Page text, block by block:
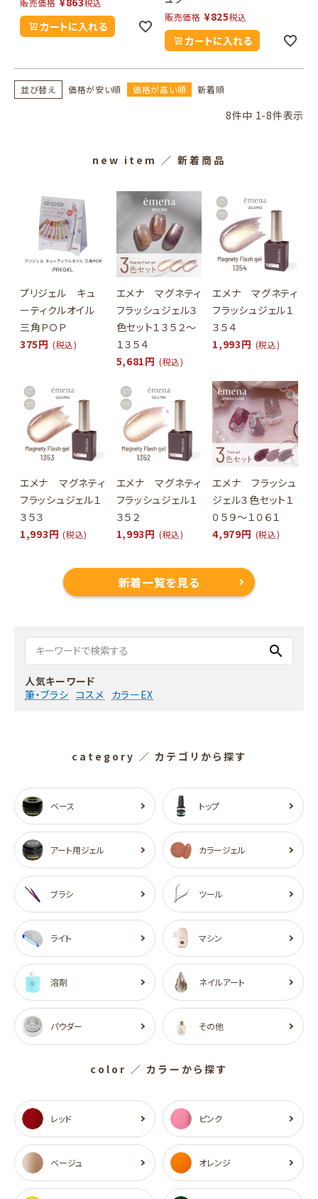
販売価格 税込
カートに入れる
販売価格 ¥825税込
カートに入れる
並び替え 価格が安い順 価格が高い順 新着順
8件中 1-8件表示
new item ／ 新着商品
プリジェル キュ
ーティクルオイル
三角ＰＯＰ
375円 (税込)
エメナ マグネティ
フラッシュジェル３
色セット１３５２～
１３５４
5,681円 (税込)
エメナ マグネティ
フラッシュジェル１
３５４
1,993円 (税込)
エメナ マグネティ
フラッシュジェル１
３５３
1,993円 (税込)
エメナ マグネティ
フラッシュジェル１
３５２
1,993円 (税込)
エメナ フラッシュ
ジェル３色セット１
０５９～１０６１
4,979円 (税込)
新着一覧を見る
search
人気キーワード
筆・ブラシ コスメ カラーEX
category ／ カテゴリから探す
ベース トップ
アート用ジェル カラージェル
ブラシ ツール
ライト マシン
溶剤 ネイルアート
パウダー その他
color ／ カラーから探す
レッド ピンク
ベージュ オレンジ